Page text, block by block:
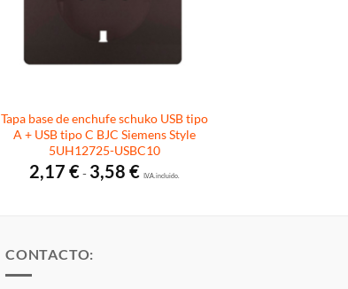
Tapa base de enchufe schuko USB tipo
A + USB tipo C BJC Siemens Style
5UH12725-USBC10
2,17€- 3,58€deI.V.A. incluido.
CONTACTO: